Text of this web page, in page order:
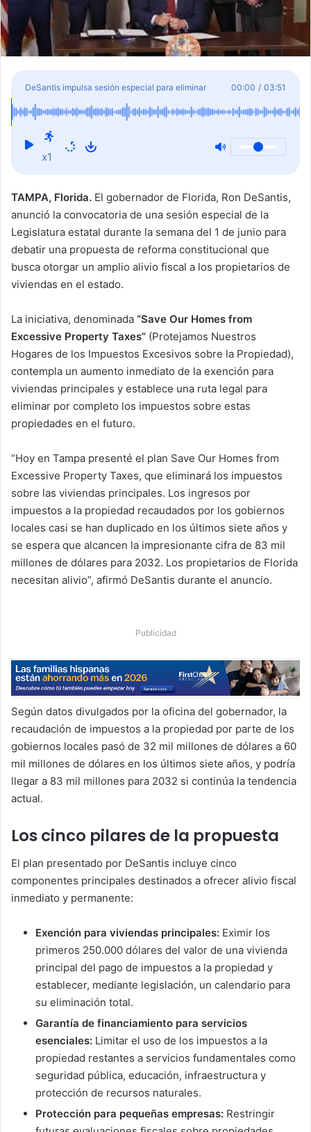
DeSantis impulsa sesión especial para eliminar
impuestos a viviendas y aliviar la carga fiscal en
Florida
00:00 / 03:51
x1
TAMPA, Florida. El gobernador de Florida, Ron DeSantis,
anunció la convocatoria de una sesión especial de la
Legislatura estatal durante la semana del 1 de junio para
debatir una propuesta de reforma constitucional que
busca otorgar un amplio alivio fiscal a los propietarios de
viviendas en el estado.
La iniciativa, denominada “Save Our Homes from
Excessive Property Taxes” (Protejamos Nuestros
Hogares de los Impuestos Excesivos sobre la Propiedad),
contempla un aumento inmediato de la exención para
viviendas principales y establece una ruta legal para
eliminar por completo los impuestos sobre estas
propiedades en el futuro.
“Hoy en Tampa presenté el plan Save Our Homes from
Excessive Property Taxes, que eliminará los impuestos
sobre las viviendas principales. Los ingresos por
impuestos a la propiedad recaudados por los gobiernos
locales casi se han duplicado en los últimos siete años y
se espera que alcancen la impresionante cifra de 83 mil
millones de dólares para 2032. Los propietarios de Florida
necesitan alivio”, afirmó DeSantis durante el anuncio.
Publicidad
Según datos divulgados por la oficina del gobernador, la
recaudación de impuestos a la propiedad por parte de los
gobiernos locales pasó de 32 mil millones de dólares a 60
mil millones de dólares en los últimos siete años, y podría
llegar a 83 mil millones para 2032 si continúa la tendencia
actual.
Los cinco pilares de la propuesta
El plan presentado por DeSantis incluye cinco
componentes principales destinados a ofrecer alivio fiscal
inmediato y permanente:
Exención para viviendas principales: Eximir los
primeros 250.000 dólares del valor de una vivienda
principal del pago de impuestos a la propiedad y
establecer, mediante legislación, un calendario para
su eliminación total.
Garantía de financiamiento para servicios
esenciales: Limitar el uso de los impuestos a la
propiedad restantes a servicios fundamentales como
seguridad pública, educación, infraestructura y
protección de recursos naturales.
Protección para pequeñas empresas: Restringir